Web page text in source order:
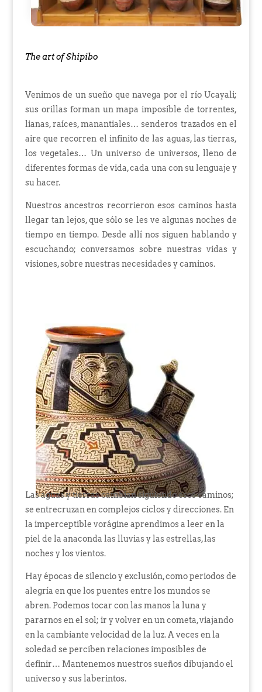
The art of Shipibo
Venimos de un sueño que navega por el río Ucayali;
sus orillas forman un mapa imposible de torrentes,
lianas, raíces, manantiales… senderos trazados en el
aire que recorren el infinito de las aguas, las tierras,
los vegetales… Un universo de universos, lleno de
diferentes formas de vida, cada una con su lenguaje y
su hacer.
Nuestros ancestros recorrieron esos caminos hasta
llegar tan lejos, que sólo se les ve algunas noches de
tiempo en tiempo. Desde allí nos siguen hablando y
escuchando; conversamos sobre nuestras vidas y
visiones, sobre nuestras necesidades y caminos.
Las aguas y tierras cambian siguiendo esos caminos;
se entrecruzan en complejos ciclos y direcciones. En
la imperceptible vorágine aprendimos a leer en la
piel de la anaconda las lluvias y las estrellas, las
noches y los vientos.
Hay épocas de silencio y exclusión, como periodos de
alegría en que los puentes entre los mundos se
abren. Podemos tocar con las manos la luna y
pararnos en el sol; ir y volver en un cometa, viajando
en la cambiante velocidad de la luz. A veces en la
soledad se perciben relaciones imposibles de
definir… Mantenemos nuestros sueños dibujando el
universo y sus laberintos.